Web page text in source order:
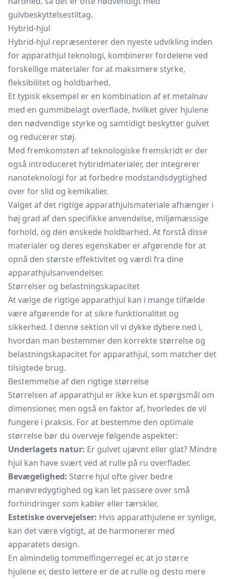
gulvbeskyttelsestiltag.
Hybrid-hjul
Hybrid-hjul repræsenterer den nyeste udvikling inden
for apparathjul teknologi, kombinerer fordelene ved
forskellige materialer for at maksimere styrke,
fleksibilitet og holdbarhed.
Et typisk eksempel er en kombination af et metalnav
med en gummibelagt overflade, hvilket giver hjulene
den nødvendige styrke og samtidigt beskytter gulvet
og reducerer støj.
Med fremkomsten af teknologiske fremskridt er der
også introduceret hybridmaterialer, der integrerer
nanoteknologi for at forbedre modstandsdygtighed
over for slid og kemikalier.
Valget af det rigtige apparathjulsmateriale afhænger i
høj grad af den specifikke anvendelse, miljømæssige
forhold, og den ønskede holdbarhed. At forstå disse
materialer og deres egenskaber er afgørende for at
opnå den største effektivitet og værdi fra dine
apparathjulsanvendelser.
Størrelser og belastningskapacitet
At vælge de rigtige apparathjul kan i mange tilfælde
være afgørende for at sikre funktionalitet og
sikkerhed. I denne sektion vil vi dykke dybere ned i,
hvordan man bestemmer den korrekte størrelse og
belastningskapacitet for apparathjul, som matcher det
tilsigtede brug.
Bestemmelse af den rigtige størrelse
Størrelsen af apparathjul er ikke kun et spørgsmål om
dimensioner, men også en faktor af, hvorledes de vil
fungere i praksis. For at bestemme den optimale
størrelse bør du overveje følgende aspekter:
Underlagets natur: Er gulvet ujævnt eller glat? Mindre
hjul kan have svært ved at rulle på ru overflader.
Bevægelighed: Større hjul ofte giver bedre
manøvredygtighed og kan let passere over små
forhindringer som kabler eller tærskler.
Estetiske overvejelser: Hvis apparathjulene er synlige,
kan det være vigtigt, at de harmonerer med
apparatets design.
En almindelig tommelfingerregel er, at jo større
hjulene er, desto lettere er de at rulle og desto mere